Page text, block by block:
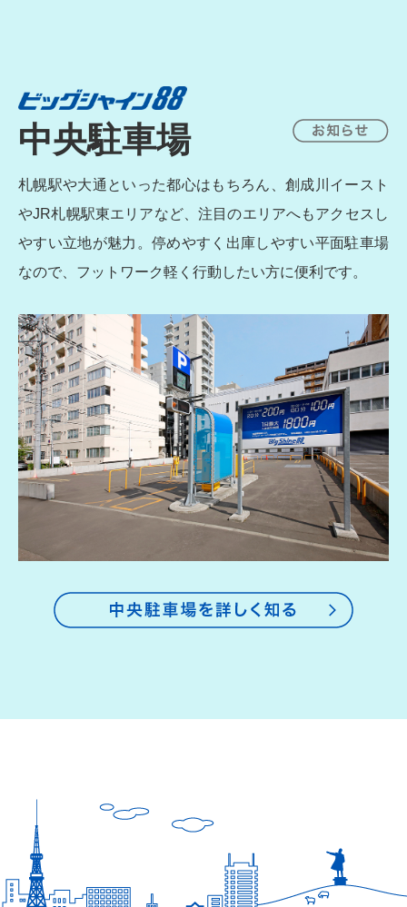
中央駐車場
札幌駅や大通といった都心はもちろん、創成川イースト
やJR札幌駅東エリアなど、注目のエリアへもアクセスし
やすい立地が魅力。停めやすく出庫しやすい平面駐車場
なので、フットワーク軽く行動したい方に便利です。